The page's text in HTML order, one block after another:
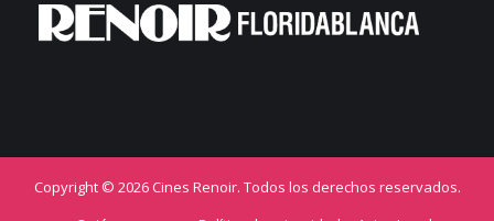
Copyright © 2026 Cines Renoir. Todos los derechos reservados.